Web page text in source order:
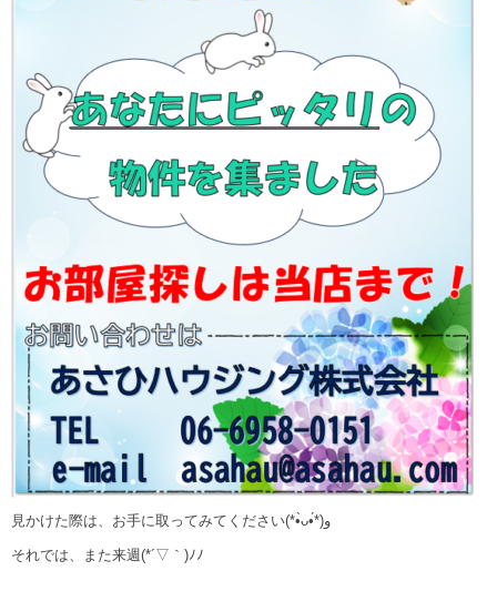
見かけた際は、お手に取ってみてください (*•̀ᴗ•́*)و
それでは、また来週(*´▽｀)ﾉﾉ